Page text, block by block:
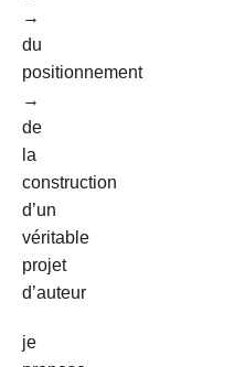
→
du
positionnement
→
de
la
construction
d’un
véritable
projet
d’auteur
je